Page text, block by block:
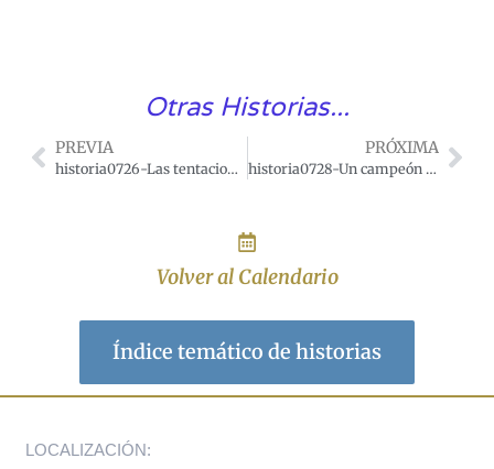
Otras Historias...
PREVIA
historia0726-Las tentaciones no contaminan a las almas que aman a Dios
PRÓXIMA
historia0728-Un campeón de dulzura
Volver al Calendario
Índice temático de historias
LOCALIZACIÓN: